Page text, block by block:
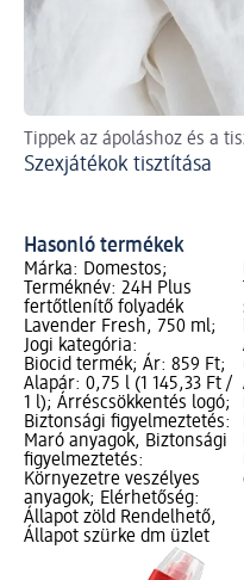
Tippek az ápoláshoz és a
Szexjátékok tisztítása
Hasonló termékek
Márka: Domestos;
Terméknév: 24H Plus
fertőtlenítő folyadék
Lavender Fresh, 750 ml;
Jogi kategória:
Biocid termék; Ár: 859 Ft;
Alapár: 0,75 l (1 145,33 Ft /
1 l); Árréscsökkentés logó;
Biztonsági figyelmeztetés:
Maró anyagok, Biztonsági
figyelmeztetés:
Környezetre veszélyes
anyagok; Elérhetőség:
Állapot zöld Rendelhető,
Állapot szürke dm üzlet